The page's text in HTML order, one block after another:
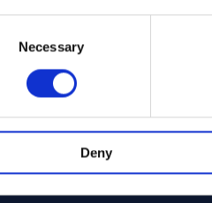
Necessary
Deny